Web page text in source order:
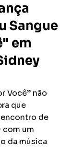
Sangue
em
Você” não
que
de
com um
da música